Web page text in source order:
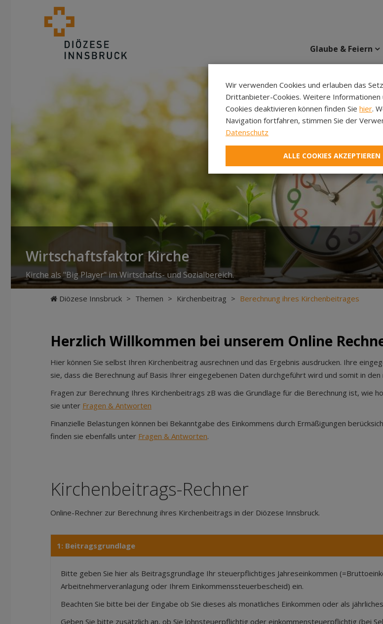
Glaube & Feiern
Wirtschaftsfaktor Kirche
Kirche als "Big Player" im Wirtschafts- und Sozialbereich.
Diözese Innsbruck > Themen > Kirchenbeitrag > Berechnung ihres Kirchenbeitrages
Herzlich Willkommen bei unserem Online
Hier können Sie selbst Ihren Kirchenbeitrag ausrechnen und das Ergebnis ausdrucken. Ihre
sie, dass die Berechnung auf Basis Ihrer eingegebenen Daten durchgeführt wird und somit in
Fragen zur Berechnung Ihres Kirchenbeitrags zB was die Grundlage für die Berechnung ist, wie
sie unter Fragen & Antworten
Finanzielle Belastungen können bei Bekanntgabe des Einkommens durch Ermäßigungen
finden sie ebenfalls unter Fragen & Antworten.
Kirchenbeitrags-Rechner
Online-Rechner zur Berechnung ihres Kirchenbeitrags in der Diözese Innsbruck.
1: Beitragsgrundlage
Bitte geben Sie hier als Beitragsgrundlage Ihr steuerpflichtiges Jahreseinkommen
Arbeitnehmerveranlagung oder Ihrem Einkommenssteuerbescheid) ein.
Beachten Sie bitte bei der Eingabe ob Sie dieses als monatliches Einkommen oder als
Geben Sie bitte zusätzlich an, ob Sie lohnsteuerpflichtig oder einkommensteuerpflichtig (bei
Wir verwenden Cookies und erlauben das
Drittanbieter-Cookies. Weitere Informationen
Cookies deaktivieren können finden Sie hier.
Navigation fortfahren, stimmen Sie der
Datenschutz
ALLE COOKIES AKZEPTIEREN